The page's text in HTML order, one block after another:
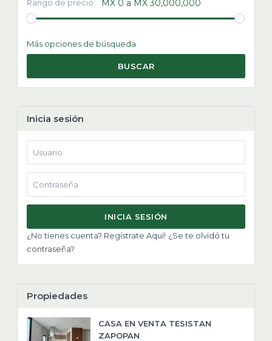
Rango de precio: MX 0 a MX 30,000,000
Más opciones de búsqueda
BUSCAR
Inicia sesión
INICIA SESIÓN
¿No tienes cuenta? Regístrate Aquí! ¿Se te olvidó tu
contraseña?
Propiedades
CASA EN VENTA TESISTAN
ZAPOPAN